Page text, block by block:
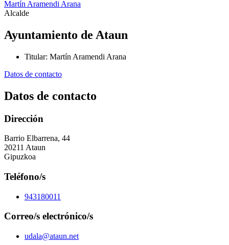
Martín Aramendi Arana
Alcalde
Ayuntamiento de Ataun
Titular: Martín Aramendi Arana
Datos de contacto
Datos de contacto
Dirección
Barrio Elbarrena, 44
20211 Ataun
Gipuzkoa
Teléfono/s
943180011
Correo/s electrónico/s
udala@ataun.net